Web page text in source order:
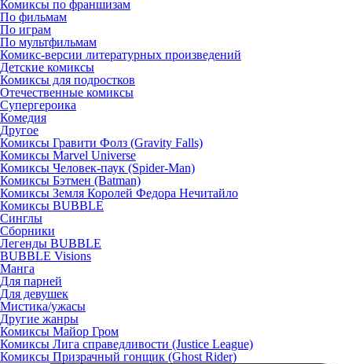
Комиксы по франшизам
По фильмам
По играм
По мультфильмам
Комикс-версии литературных произведений
Детские комиксы
Комиксы для подростков
Отечественные комиксы
Супергероика
Комедия
Другое
Комиксы Гравити Фолз (Gravity Falls)
Комиксы Marvel Universe
Комиксы Человек-паук (Spider-Man)
Комиксы Бэтмен (Batman)
Комиксы Земля Королей Федора Нечитайло
Комиксы BUBBLE
Синглы
Сборники
Легенды BUBBLE
BUBBLE Visions
Манга
Для парней
Для девушек
Мистика/ужасы
Другие жанры
Комиксы Майор Гром
Комиксы Лига справедливости (Justice League)
Комиксы Призрачный гонщик (Ghost Rider)